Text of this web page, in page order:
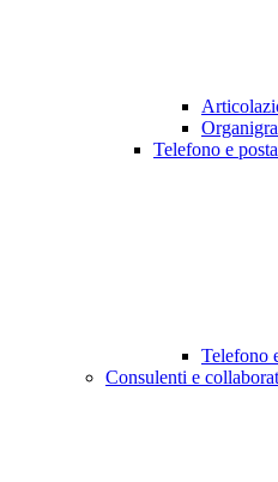
Telefono e
Telefono
Consulenti e